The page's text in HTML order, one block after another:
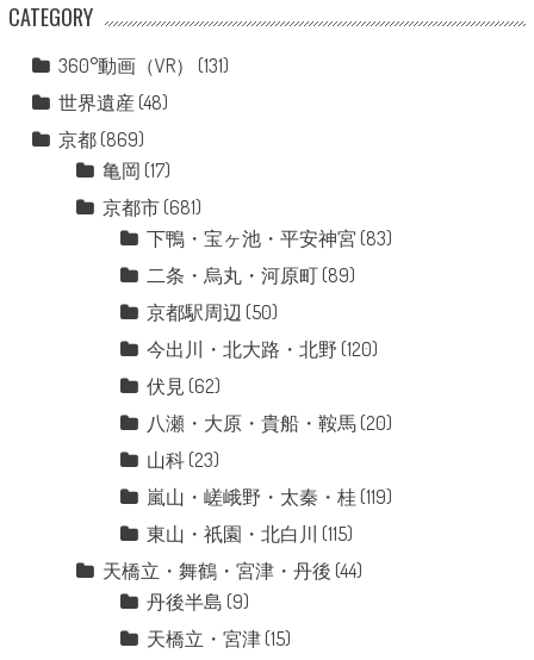
CATEGORY
360°動画（VR）
(131)
世界遺産 (48)
京都(869)
亀岡 (17)
京都市(681)
下鴨・宝ヶ池・平安神宮 (83)
二条・烏丸・河原町(89)
京都駅周辺 (50)
今出川・北大路・北野 (120)
伏見 (62)
八瀬・大原・貴船・鞍馬(20)
山科(23)
嵐山・嵯峨野・太秦・桂 (119)
東山・祇園・北白川 (115)
天橋立・舞鶴・宮津・丹後 (44)
丹後半島 (9)
天橋立・宮津(15)